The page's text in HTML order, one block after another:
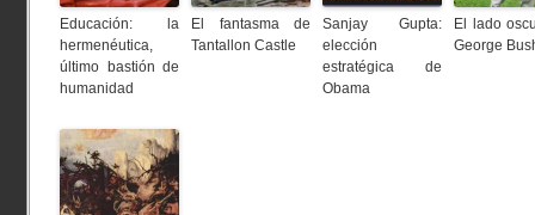
Educación: la
hermenéutica,
último bastión de
humanidad
El fantasma de
Tantallon Castle
Sanjay Gupta:
elección
estratégica de
Obama
El lado
George